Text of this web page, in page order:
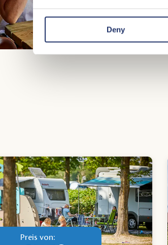
Deny
Preis von: